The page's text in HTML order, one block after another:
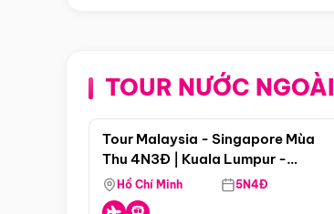
TOUR NƯỚC NGOÀI
Điểm nổi bật
Tour Malaysia - Singapore Mùa
Thu 4N3Đ | Kuala Lumpur -
Malacca - Johor Baru -
Singapore
Hồ Chí Minh 5N4Đ